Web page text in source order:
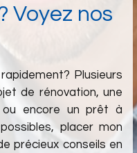
Voyez nos
Plusieurs
de rénovation, une
ou encore un prêt à
placer mon
précieux conseils en